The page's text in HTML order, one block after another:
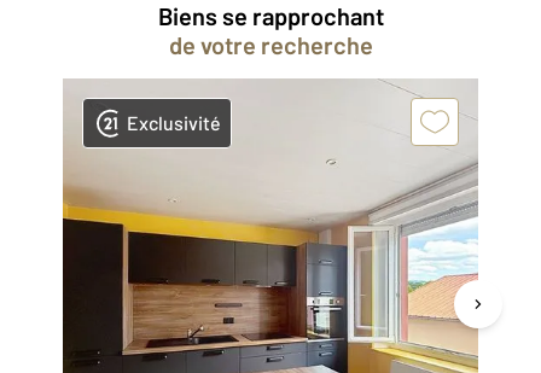
Biens se rapprochant
de votre recherche
Exclusivité